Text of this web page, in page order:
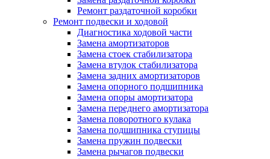
Ремонт раздаточной коробки
Ремонт подвески и ходовой
Диагностика ходовой части
Замена амортизаторов
Замена стоек стабилизатора
Замена втулок стабилизатора
Замена задних амортизаторов
Замена опорного подшипника
Замена опоры амортизатора
Замена переднего амортизатора
Замена поворотного кулака
Замена подшипника ступицы
Замена пружин подвески
Замена рычагов подвески